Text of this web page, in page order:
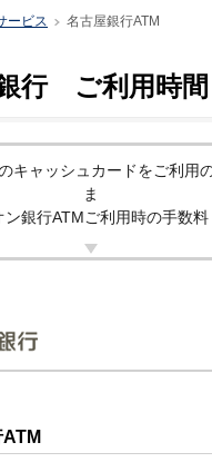
ービス >名古屋銀行ATM
行 ご利用時間
キャッシュカードをご利用
ま
ン銀行ATMご利用時の手数料